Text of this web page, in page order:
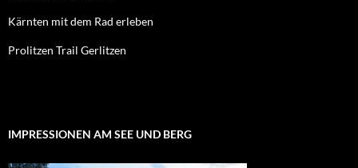
Kärnten mit dem Rad erleben
Prolitzen Trail Gerlitzen
IMPRESSIONEN AM SEE UND BERG